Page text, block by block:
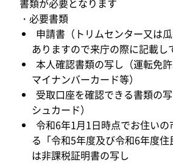
書類が必要となります
・必要書類
申請書（トリムセンター又は
ありますので来庁の際に記載し
本人確認書類の写し（運転免許
マイナンバーカード等）
受取口座を確認できる書類の
シュカード）
令和6年1月1日時点でお住い
る「令和5年度及び令和6年度
は非課税証明書の写し